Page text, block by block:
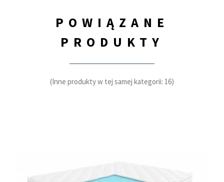
POWIĄZANE
PRODUKTY
(Inne produkty w tej samej kategorii: 16)